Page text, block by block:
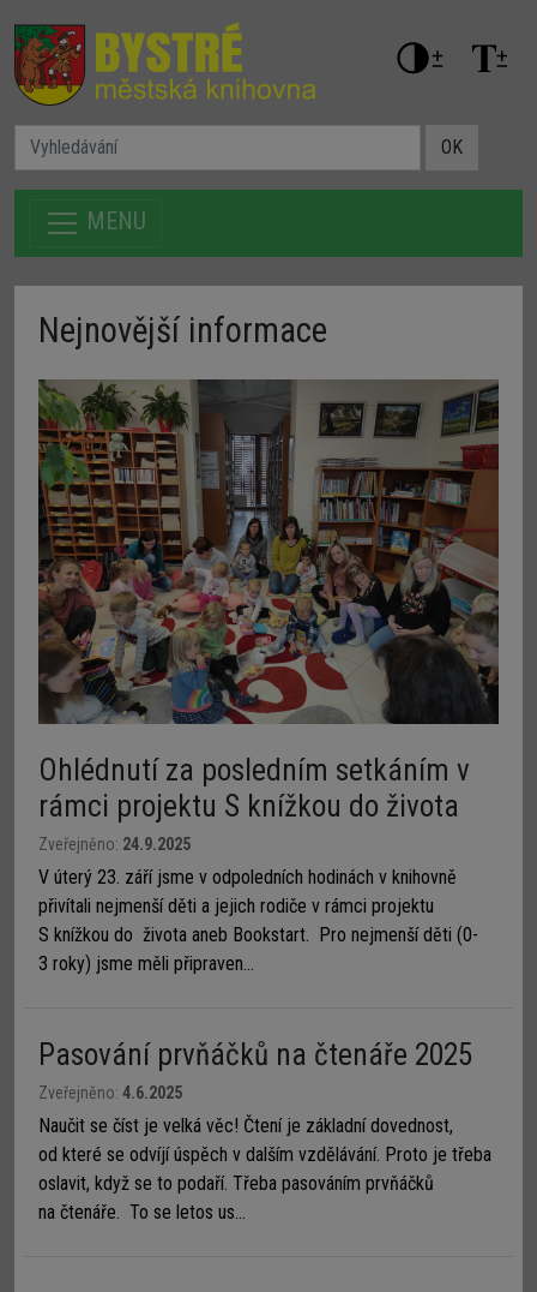
OK
MENU
Nejnovější informace
Ohlédnutí za posledním setkáním v
rámci projektu S knížkou do života
Zveřejněno: 24.9.2025
V úterý 23. září jsme v odpoledních hodinách v knihovně
přivítali nejmenší děti a jejich rodiče v rámci projektu
S knížkou do života aneb Bookstart. Pro nejmenší děti (0-
3 roky) jsme měli připraven...
Pasování prvňáčků na čtenáře 2025
Zveřejněno: 4.6.2025
Naučit se číst je velká věc! Čtení je základní dovednost,
od které se odvíjí úspěch v dalším vzdělávání. Proto je třeba
oslavit, když se to podaří. Třeba pasováním prvňáčků
na čtenáře. To se letos us...